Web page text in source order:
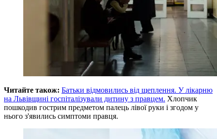
Читайте також: Батьки відмовились від щеплення. У лікарню
на Львівщині госпіталізували дитину з правцем. Хлопчик
пошкодив гострим предметом палець лівої руки і згодом у
нього з'явились симптоми правця.